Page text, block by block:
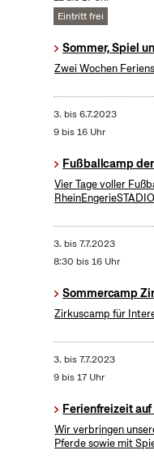
Eintritt frei
Sommer, Spiel
Zwei Wochen
3. bis6.7.2023
9 bis 16 Uhr
Fußballcamp
Vier Tage voller
3. bis7.7.2023
8:30 bis 16 Uhr
Sommercamp
Zirkuscamp für
3. bis7.7.2023
9 bis 17 Uhr
Ferienfreizeit
Wir verbringen
Pferde sowie mit